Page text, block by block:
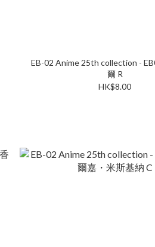
EB-02 Anime 25th collection -
爾 R
HK$8.00